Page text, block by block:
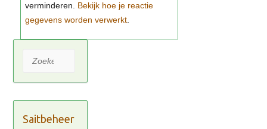
Bekijk hoe je reactie
gegevens worden verwerkt
Zoeken
Saitbeheer